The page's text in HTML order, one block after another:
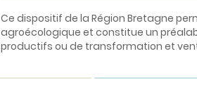
Ce dispositif de la Région Bretagne
agroécologique et constitue un
productifs ou de transformation et